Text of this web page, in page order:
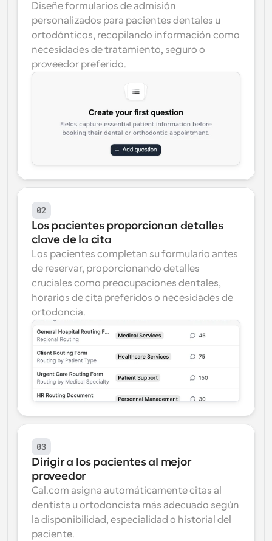
Diseñe formularios de admisión
personalizados para pacientes dentales u
ortodónticos, recopilando información como
necesidades de tratamiento, seguro o
proveedor preferido.
02
Los pacientes proporcionan detalles
clave de la cita
Los pacientes completan su formulario antes
de reservar, proporcionando detalles
cruciales como preocupaciones dentales,
horarios de cita preferidos o necesidades de
ortodoncia.
03
Dirigir a los pacientes al mejor
proveedor
Cal.com asigna automáticamente citas al
dentista u ortodoncista más adecuado según
la disponibilidad, especialidad o historial del
paciente.